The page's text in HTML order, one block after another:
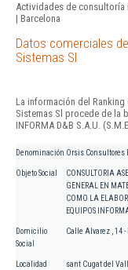
Actividades de
| Barcelona
Datos comerciales
Sistemas Sl
La información del
Sistemas Sl procede de la
INFORMA D&B S.A.U.
Denominación Orsis Consultores
Objeto Social
CONSULTORIA
GENERAL EN
COMO LA
EQUIPOS
Domicilio
Social
Calle Alvarez , 14 -
Localidad sant Cugat del